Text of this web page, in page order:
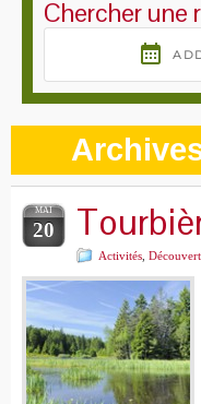
Chercher une
MAI
20
Activités